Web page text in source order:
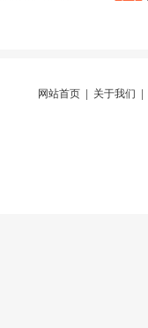
网站首页 关于我们